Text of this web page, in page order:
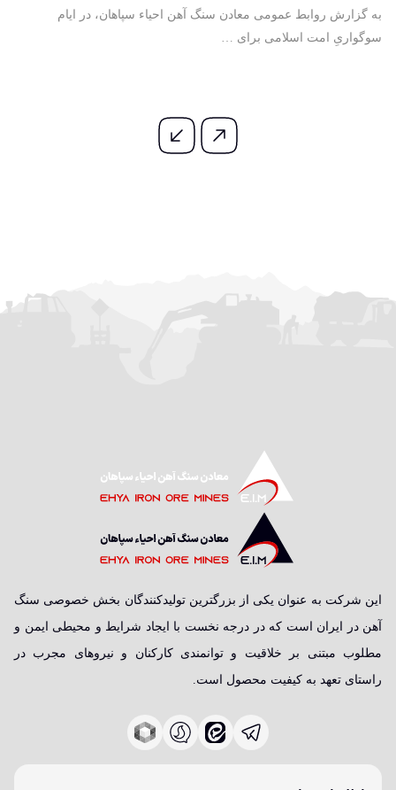
به گزارش روابط عمومی معادن سنگ آهن احیاء سپاهان، در ایام
سوگواریِ امت اسلامی برای …
این شرکت به عنوان یکی از بزرگترین تولیدکنندگان بخش خصوصی سنگ
آهن در ایران است که در درجه نخست با ایجاد شرایط و محیطی ایمن و
مطلوب مبتنی بر خلاقیت و توانمندی کارکنان و نیروهای مجرب در
راستای تعهد به کیفیت محصول است.